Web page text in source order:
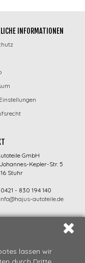
lassen wir
INFORMATIONEN
GmbH
Kepler-Str. 5
Stuhr
- 830 194 140
info@hajus-autoteile.de